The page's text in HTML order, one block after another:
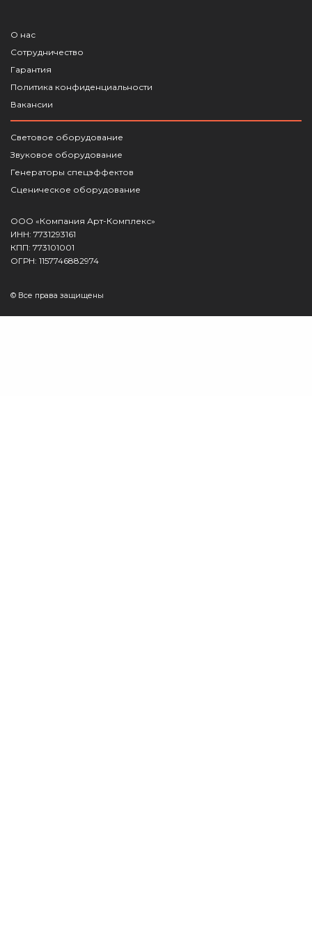
О нас
Сотрудничество
Гарантия
Политика конфиденциальности
Вакансии
Световое оборудование
Звуковое оборудование
Генераторы спецэффектов
Сценическое оборудование
ООО «Компания Арт-Комплекс»
ИНН: 7731293161
КПП: 773101001
ОГРН: 1157746882974
© Все права защищены